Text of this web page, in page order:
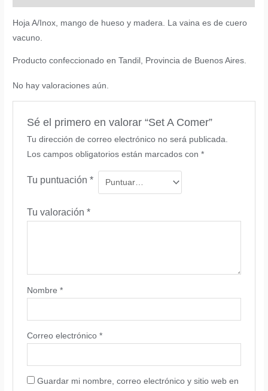
Hoja A/Inox, mango de hueso y madera. La vaina es de cuero
vacuno.
Producto confeccionado en Tandil, Provincia de Buenos Aires.
No hay valoraciones aún.
Sé el primero en valorar “Set A Comer”
Tu dirección de correo electrónico no será publicada.
Los campos obligatorios están marcados con *
Tu puntuación *
Tu valoración *
Nombre *
Correo electrónico *
Guardar mi nombre, correo electrónico y sitio web en